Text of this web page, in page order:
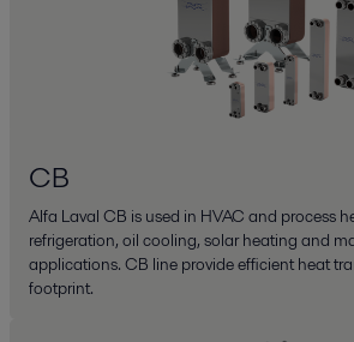
CB
Alfa Laval CB is used in HVAC and process
refrigeration, oil cooling, solar heating and
applications. CB line provide efficient heat
footprint.